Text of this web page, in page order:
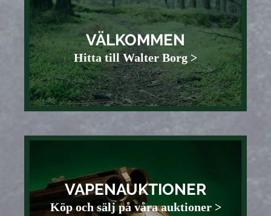
VÄLKOMMEN
Hitta till Walter Borg >
VAPENAUKTIONER
Köp och sälj på våra auktioner >